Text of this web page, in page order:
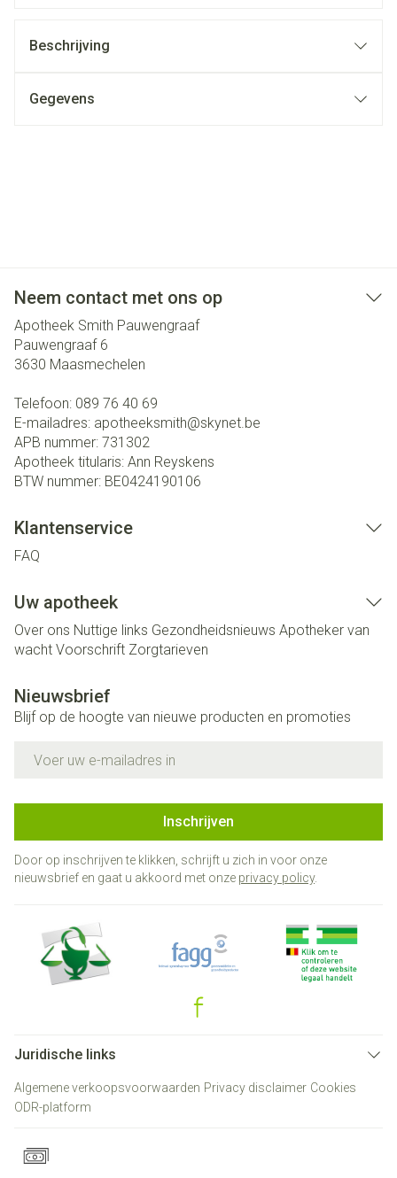
Beschrijving
Gegevens
Neem contact met ons op
Apotheek Smith Pauwengraaf
Pauwengraaf 6
3630 Maasmechelen
Telefoon: 089 76 40 69
E-mailadres: apotheeksmith@skynet.be
APB nummer: 731302
Apotheek titularis: Ann Reyskens
BTW nummer: BE0424190106
Klantenservice
FAQ
Uw apotheek
Over ons Nuttige links Gezondheidsnieuws Apotheker van
wacht Voorschrift Zorgtarieven
Nieuwsbrief
Blijf op de hoogte van nieuwe producten en promoties
Inschrijven
Door op inschrijven te klikken, schrijft u zich in voor onze
nieuwsbrief en gaat u akkoord met onze privacy policy.
Juridische links
Algemene verkoopsvoorwaarden Privacy disclaimer Cookies
ODR-platform